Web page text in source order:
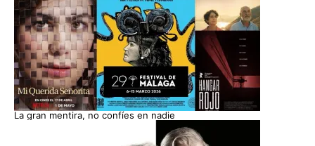
La gran mentira, no confíes en nadie